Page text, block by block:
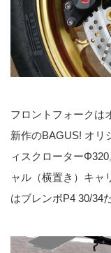
フロントフォークは
新作のBAGUS! オリ
ィスクローター
ャル（横置き）キャ
はブレンボP4 30/34だ